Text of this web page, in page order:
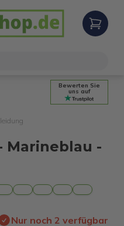
100%
Bewerten Sie
uns auf
Marineblau -
Nur noch 2 verfügbar